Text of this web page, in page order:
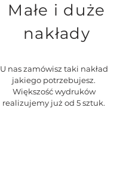
Małe i duże
nakłady
U nas zamówisz taki nakład
jakiego potrzebujesz.
Większość wydruków
realizujemy już od 5 sztuk.